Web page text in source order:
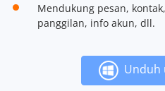
Mendukung pesan,
panggilan, info akun, dll.
Unduh